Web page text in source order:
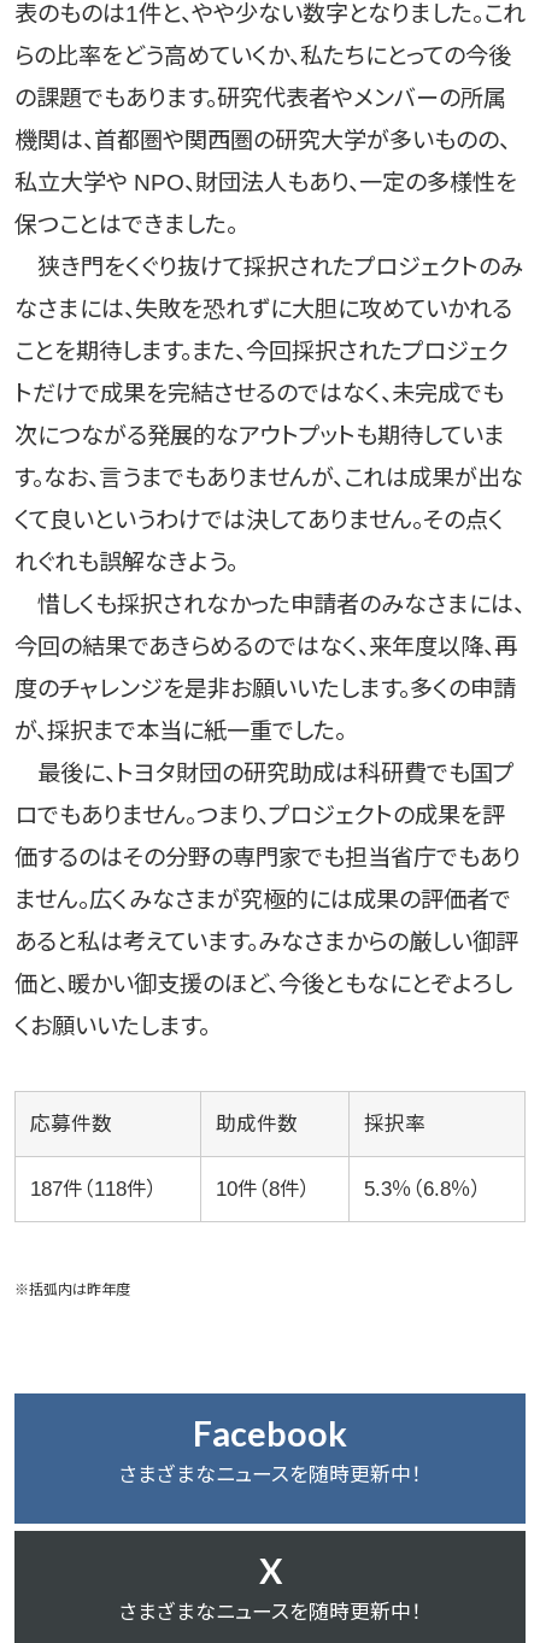
表のものは1件と、やや少ない数字となりました。これ
らの比率をどう高めていくか、私たちにとっての今後
の課題でもあります。研究代表者やメンバーの所属
機関は、首都圏や関西圏の研究大学が多いものの、
私立大学や NPO、財団法人もあり、一定の多様性を
保つことはできました。
狭き門をくぐり抜けて採択されたプロジェクトのみ
なさまには、失敗を恐れずに大胆に攻めていかれる
ことを期待します。また、今回採択されたプロジェク
トだけで成果を完結させるのではなく、未完成でも
次につながる発展的なアウトプットも期待していま
す。なお、言うまでもありませんが、これは成果が出な
くて良いというわけでは決してありません。その点く
れぐれも誤解なきよう。
惜しくも採択されなかった申請者のみなさまには、
今回の結果であきらめるのではなく、来年度以降、再
度のチャレンジを是非お願いいたします。多くの申請
が、採択まで本当に紙一重でした。
最後に、トヨタ財団の研究助成は科研費でも国プ
ロでもありません。つまり、プロジェクトの成果を評
価するのはその分野の専門家でも担当省庁でもあり
ません。広くみなさまが究極的には成果の評価者で
あると私は考えています。みなさまからの厳しい御評
価と、暖かい御支援のほど、今後ともなにとぞよろし
くお願いいたします。
応募件数 助成件数 採択率
187件（118件） 10件（8件） 5.3％（6.8％）
※括弧内は昨年度
Facebook
さまざまなニュースを随時更新中！
X
さまざまなニュースを随時更新中！